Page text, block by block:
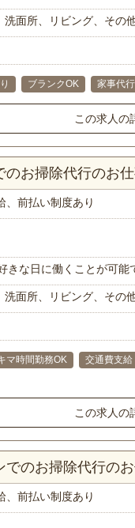
面所、リビング、その
ブランクOK 家事代
この求人の
お掃除代行のお仕
、前払い制度あり
きな日に働くことが可能
面所、リビング、その
マ時間勤務OK 交通費支給
この求人の
のお掃除代行のお
、前払い制度あり